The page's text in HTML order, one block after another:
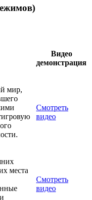
Видео
демонстрация
мир,
Смотреть
видео
места
Смотреть
видео